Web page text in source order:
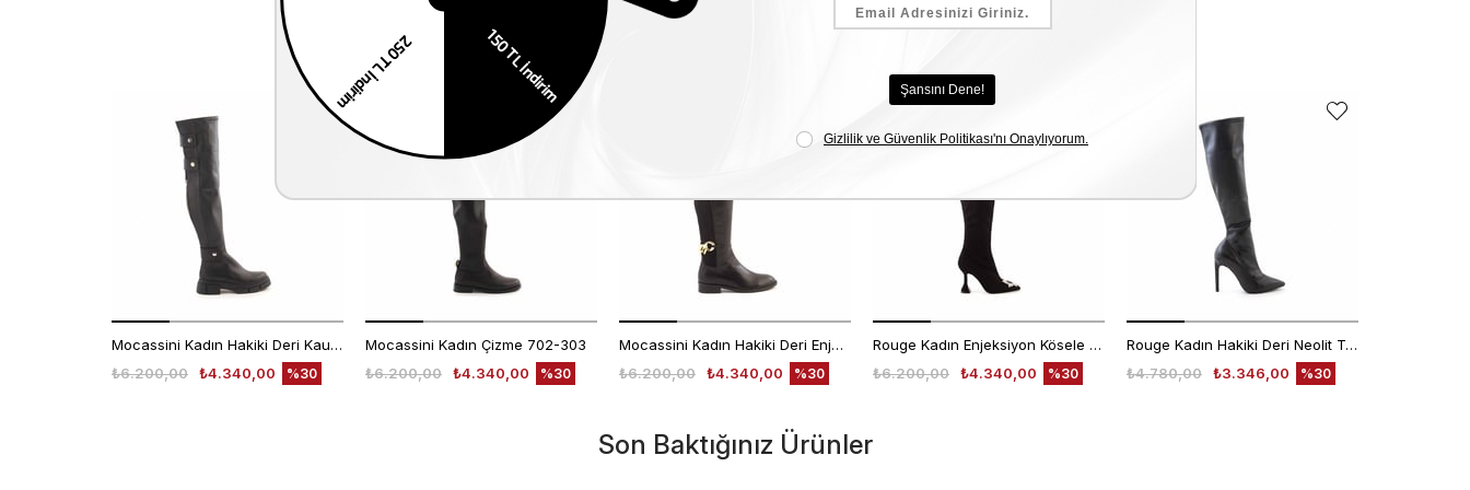
Mocassini Kadın Hakiki Deri Kauçuk Taban Siyah Günlük Çizme
₺4.340,00
₺6.200,00 %30
Mocassini Kadın Çizme 702-303
₺4.340,00
₺6.200,00 %30
Mocassini Kadın Hakiki Deri Enjeksiyon Microlight Taban Siyah Günlük Çizme
₺4.340,00
₺6.200,00 %30
Rouge Kadın Enjeksiyon Kösele Siyah Streç Deri 9,5cm Topuklu Çizme 924-18
₺4.340,00
₺6.200,00 %30
Rouge Kadın Hakiki Deri Neolit Taban Siyah Günlük Çizme
₺3.346,00
₺4.780,00 %30
Son Baktığınız Ürünler